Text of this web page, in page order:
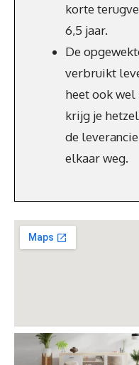
korte
6,5 jaar.
De
verbruikt
heet ook wel
krijg je
de
elkaar weg.